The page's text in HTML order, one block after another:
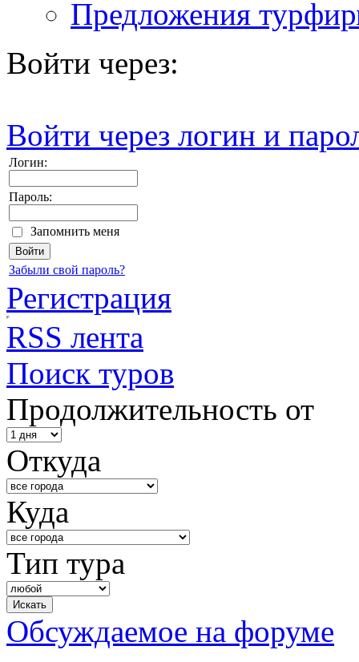
Предложения
Войти через:
Войти через логин и
Логин:
Пароль:
Запомнить меня
Забыли свой пароль?
Регистрация
RSS лента
Поиск туров
Продолжительность от
Откуда
Куда
Тип тура
Обсуждаемое на форуме